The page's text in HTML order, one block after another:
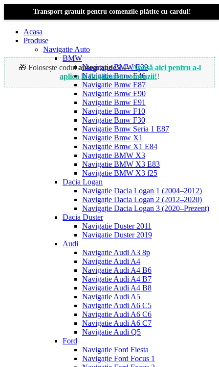
Transport gratuit pentru comenzile plătite cu cardul!
Acasa
Produse
Navigatie Auto
BMW
Navigație BMW E39
Navigatie Bmw E46
Navigatie Bmw E87
Navigatie Bmw E90
Navigatie Bmw E91
Navigatie Bmw F10
Navigatie Bmw F30
Navigatie Bmw Seria 1 E87
Navigatie Bmw X1
Navigatie Bmw X1 E84
Navigatie BMW X3
Navigatie BMW X3 E83
Navigatie BMW X3 f25
Dacia Logan
Navigație Dacia Logan 1 (2004–2012)
Navigație Dacia Logan 2 (2012–2020)
Navigație Dacia Logan 3 (2020–Prezent)
Dacia Duster
Navigatie Duster 2011
Navigatie Duster 2019
Audi
Navigatie Audi A3 8p
Navigatie Audi A4
Navigatie Audi A4 B6
Navigatie Audi A4 B7
Navigatie Audi A4 B8
Navigatie Audi A5
Navigatie Audi A6 C5
Navigatie Audi A6 C6
Navigatie Audi A6 C7
Navigatie Audi Q5
Ford
Navigație Ford Fiesta
Navigație Ford Focus 1
🎁 Folosește codulautogrande5—Apasă aici pentru a-l
aplica la finalizarea comenzii!!